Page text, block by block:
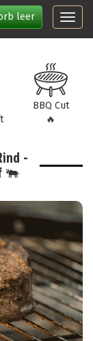
leer
BBQ Cut
🔥
-
🐃